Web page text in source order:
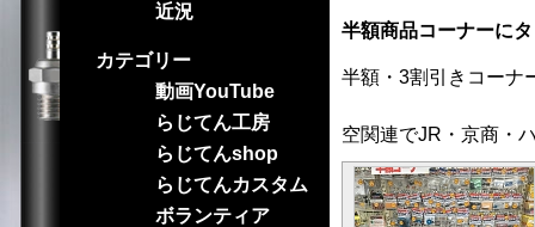
半額商品コーナーに
半額・3割引きコーナ
空関連でJR・京商・
近況
カテゴリー
動画YouTube
らじてん工房
らじてんshop
らじてんカスタム
ボランティア